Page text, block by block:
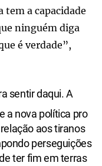
tem a capacidade
ninguém diga
é verdade”,
sentir daqui. A
a nova política pro
aos tiranos
perseguições
ter fim em terras